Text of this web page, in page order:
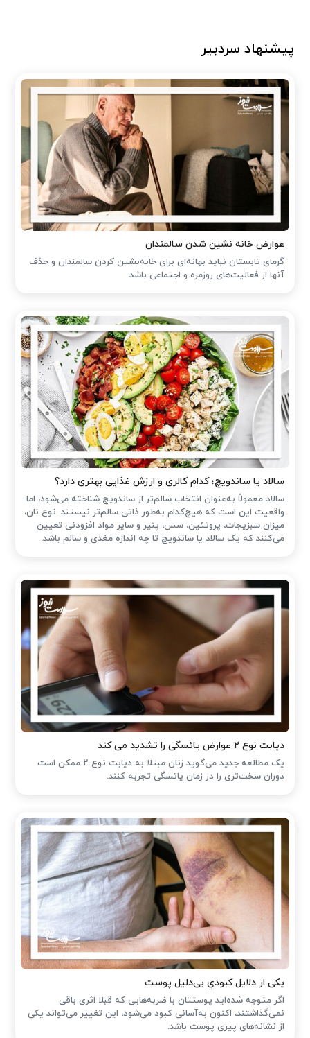
پیشنهاد سردبیر
عوارض خانه نشین شدن سالمندان
گرمای تابستان نباید بهانه‌ای برای خانه‌نشین کردن سالمندان و حذف
آنها از فعالیت‌های روزمره و اجتماعی باشد.
سالاد یا ساندویچ؛ کدام کالری و ارزش غذایی بهتری دارد؟
سالاد معمولاً به‌عنوان انتخاب سالم‌تر از ساندویچ شناخته می‌شود، اما
واقعیت این است که هیچ‌کدام به‌طور ذاتی سالم‌تر نیستند. نوع نان،
میزان سبزیجات، پروتئین، سس، پنیر و سایر مواد افزودنی تعیین
می‌کنند که یک سالاد یا ساندویچ تا چه اندازه مغذی و سالم باشد.
دیابت نوع ۲ عوارض یائسگی را تشدید می کند
یک مطالعه جدید می‌گوید زنان مبتلا به دیابت نوع ۲ ممکن است
دوران سخت‌تری را در زمان یائسگی تجربه کنند.
یکی از دلایل کبودیِ بی‌دلیل پوست
اگر متوجه شده‌اید پوستتان با ضربه‌هایی که قبلا اثری باقی
نمی‌گذاشتند، اکنون به‌آسانی کبود می‌شود، این تغییر می‌تواند یکی
از نشانه‌های پیری پوست باشد.